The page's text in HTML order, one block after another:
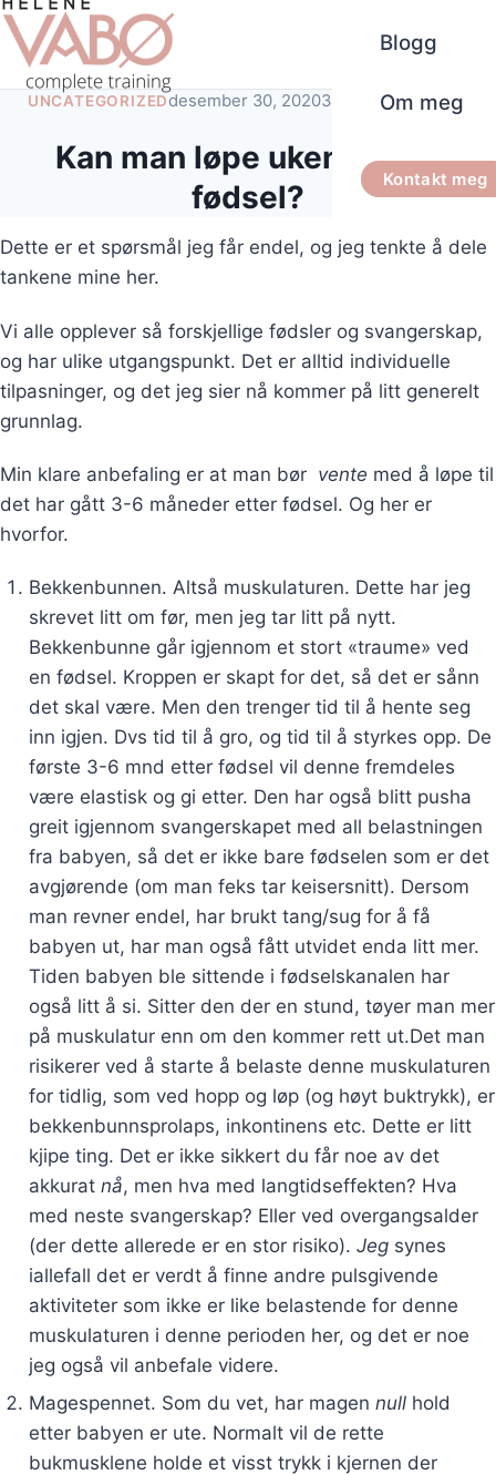
Blogg
Om meg
Kontakt meg
UNCATEGORIZEDdesember 30, 20203 minutters lesetid
Kan man løpe ukene etter
fødsel?
Dette er et spørsmål jeg får endel, og jeg tenkte å dele
tankene mine her.
Vi alle opplever så forskjellige fødsler og svangerskap,
og har ulike utgangspunkt. Det er alltid individuelle
tilpasninger, og det jeg sier nå kommer på litt generelt
grunnlag.
Min klare anbefaling er at man bør vente med å løpe til
det har gått 3-6 måneder etter fødsel. Og her er
hvorfor.
Bekkenbunnen. Altså muskulaturen. Dette har jeg
skrevet litt om før, men jeg tar litt på nytt.
Bekkenbunne går igjennom et stort «traume» ved
en fødsel. Kroppen er skapt for det, så det er sånn
det skal være. Men den trenger tid til å hente seg
inn igjen. Dvs tid til å gro, og tid til å styrkes opp. De
første 3-6 mnd etter fødsel vil denne fremdeles
være elastisk og gi etter. Den har også blitt pusha
greit igjennom svangerskapet med all belastningen
fra babyen, så det er ikke bare fødselen som er det
avgjørende (om man feks tar keisersnitt). Dersom
man revner endel, har brukt tang/sug for å få
babyen ut, har man også fått utvidet enda litt mer.
Tiden babyen ble sittende i fødselskanalen har
også litt å si. Sitter den der en stund, tøyer man mer
på muskulatur enn om den kommer rett ut.Det man
risikerer ved å starte å belaste denne muskulaturen
for tidlig, som ved hopp og løp (og høyt buktrykk), er
bekkenbunnsprolaps, inkontinens etc. Dette er litt
kjipe ting. Det er ikke sikkert du får noe av det
akkurat nå, men hva med langtidseffekten? Hva
med neste svangerskap? Eller ved overgangsalder
(der dette allerede er en stor risiko). Jegsynes
iallefall det er verdt å finne andre pulsgivende
aktiviteter som ikke er like belastende for denne
muskulaturen i denne perioden her, og det er noe
jeg også vil anbefale videre.
Magespennet. Som du vet, har magen nullhold
etter babyen er ute. Normalt vil de rette
bukmusklene holde et visst trykk i kjernen der